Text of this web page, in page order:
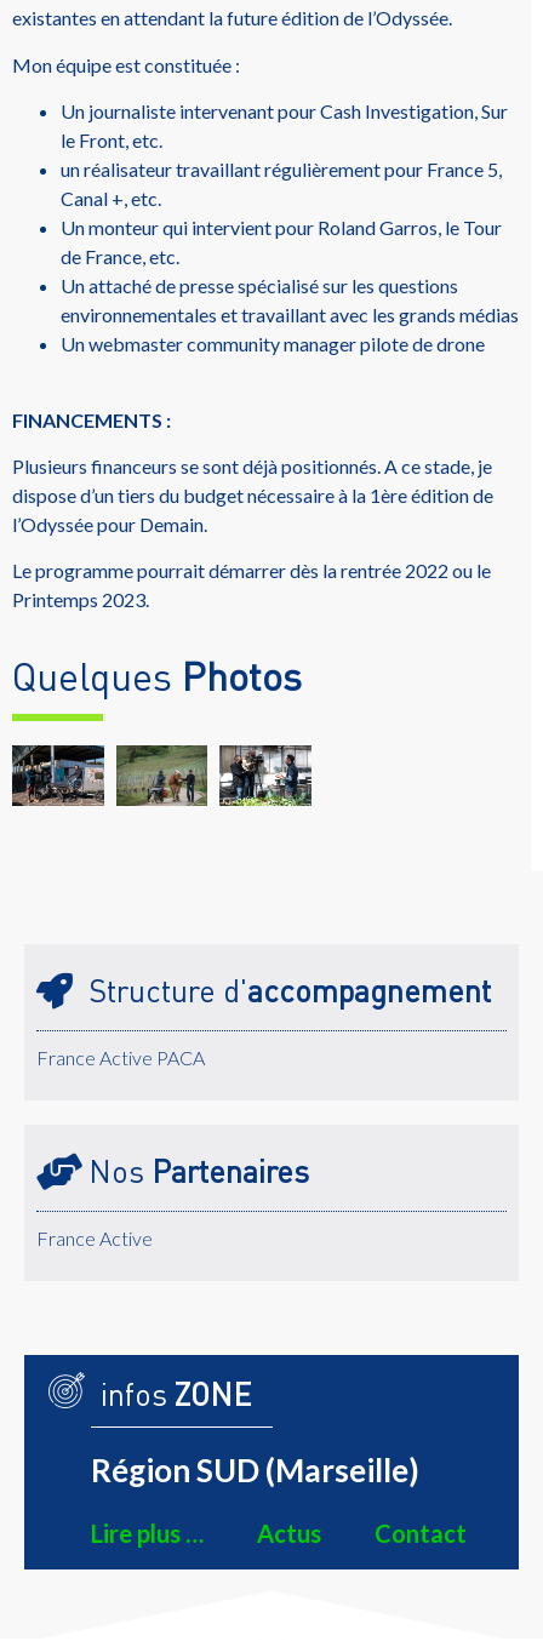
existantes en attendant la future édition de l’Odyssée.
Mon équipe est constituée :
Un journaliste intervenant pour Cash Investigation, Sur
le Front, etc.
un réalisateur travaillant régulièrement pour France 5,
Canal +, etc.
Un monteur qui intervient pour Roland Garros, le Tour
de France, etc.
Un attaché de presse spécialisé sur les questions
environnementales et travaillant avec les grands médias
Un webmaster community manager pilote de drone
FINANCEMENTS :
Plusieurs financeurs se sont déjà positionnés. A ce stade, je
dispose d’un tiers du budget nécessaire à la 1ère édition de
l’Odyssée pour Demain.
Le programme pourrait démarrer dès la rentrée 2022 ou le
Printemps 2023.
Quelques Photos
Structure d'accompagnement
France Active PACA
Nos Partenaires
France Active
infos ZONE
Région SUD (Marseille)
Lire plus … Actus Contact